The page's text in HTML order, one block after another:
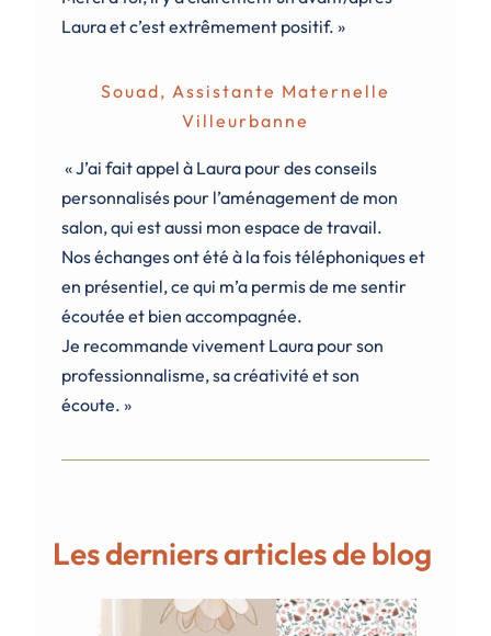
Laura et c’est extrêmement positif. »
Souad, Assistante Maternelle
Villeurbanne
« J’ai fait appel à Laura pour des conseils
personnalisés pour l’aménagement de mon
salon, qui est aussi mon espace de travail.
Nos échanges ont été à la fois téléphoniques et
en présentiel, ce qui m’a permis de me sentir
écoutée et bien accompagnée.
Je recommande vivement Laura pour son
professionnalisme, sa créativité et son
écoute. »
Les derniers articles de blog